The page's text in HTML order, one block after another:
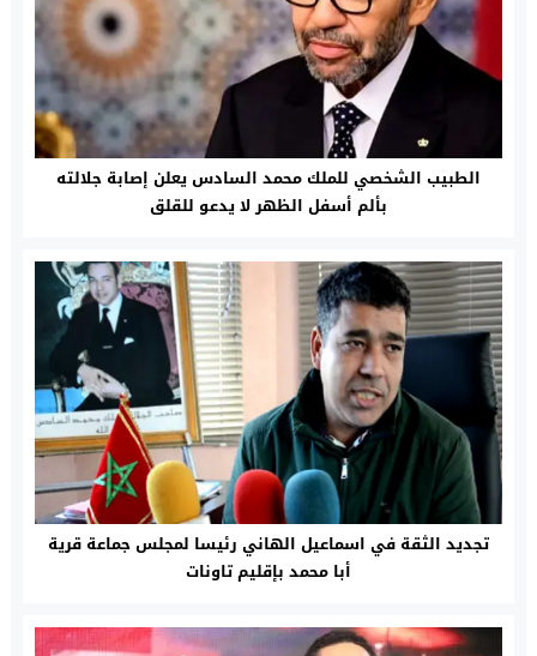
الطبيب الشخصي للملك محمد السادس يعلن إصابة جلالته
بألم أسفل الظهر لا يدعو للقلق
تجديد الثقة في اسماعيل الهاني رئيسا لمجلس جماعة قرية
أبا محمد بإقليم تاونات